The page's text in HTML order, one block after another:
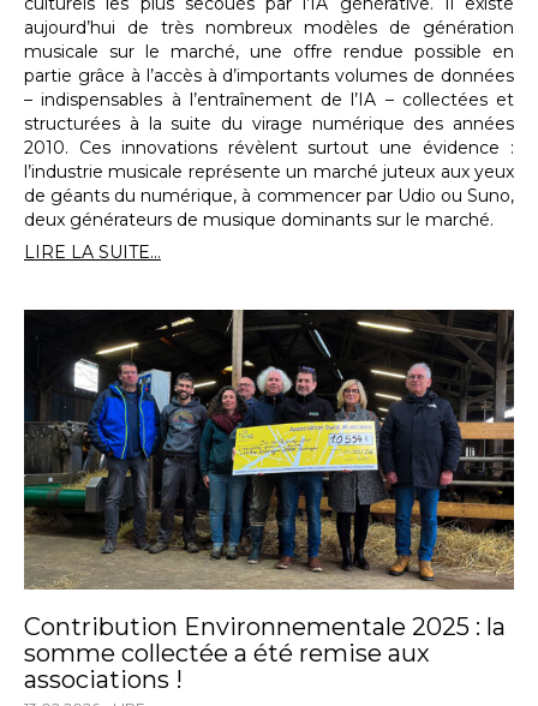
aujourd’hui de très nombreux modèles de génération
musicale sur le marché, une offre rendue possible en
partie grâce à l’accès à d’importants volumes de données
– indispensables à l’entraînement de l’IA – collectées et
structurées à la suite du virage numérique des années
2010. Ces innovations révèlent surtout une évidence :
l’industrie musicale représente un marché juteux aux yeux
de géants du numérique, à commencer par Udio ou Suno,
deux générateurs de musique dominants sur le marché.
LIRE LA SUITE...
Contribution Environnementale 2025 : la
somme collectée a été remise aux
associations !